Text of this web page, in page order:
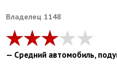
Bладелец 1148
— Средний автомобиль,